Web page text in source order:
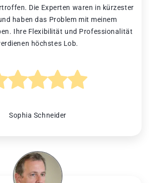
Die Experten waren in kürzester
haben das Problem mit meinem
Ihre Flexibilität und Professionalität
höchstes Lob.
Sophia Schneider